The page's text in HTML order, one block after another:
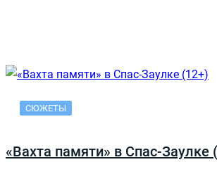
СЮЖЕТЫ
«Вахта памяти» в Спас-Заулке